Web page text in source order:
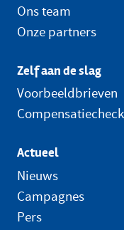
Ons team
Onze partners
Zelf aan de slag
Voorbeeldbrieven
Actueel
Nieuws
Campagnes
Pers